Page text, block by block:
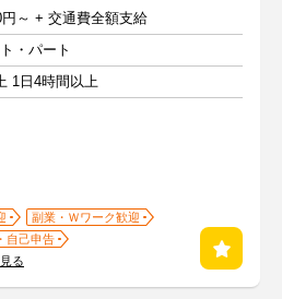
～ + 交通費全額支給
・パート
1日4時間以上
副業・Ｗワーク歓迎
自己申告
る